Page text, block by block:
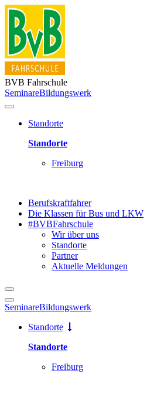
BVB Fahrschule
SeminareBildungswerk
Standorte
Standorte
Freiburg
Berufskraftfahrer
Die Klassen für Bus und LKW
#BVBFahrschule
Wir über uns
Standorte
Partner
Aktuelle Meldungen
SeminareBildungswerk
Standorte
Standorte
Freiburg